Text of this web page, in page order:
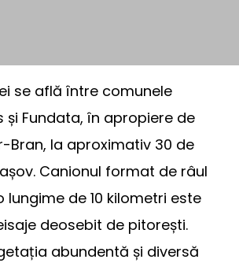
se află între comunele
și Fundata, în apropiere de
Bran, la aproximativ 30 de
Canionul format de râul
lungime de 10 kilometri este
deosebit de pitorești.
abundentă și diversă